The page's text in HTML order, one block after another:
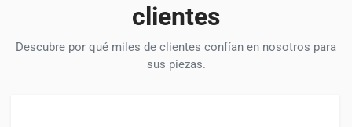
clientes
Descubre por qué miles de clientes confían en nosotros para
sus piezas.